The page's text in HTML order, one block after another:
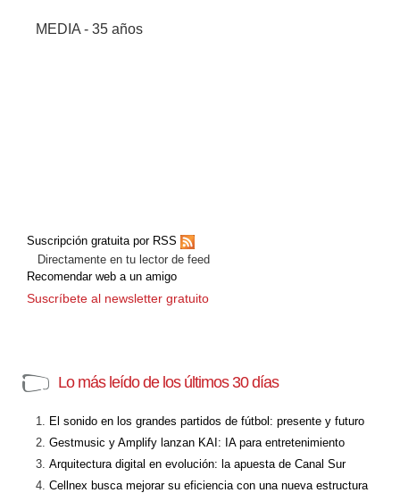
MEDIA - 35 años
Suscripción gratuita por RSS
Directamente en tu lector de feed
Recomendar web a un amigo
Suscríbete al newsletter gratuito
Lo más leído de los últimos 30 días
El sonido en los grandes partidos de fútbol: presente y futuro
Gestmusic y Amplify lanzan KAI: IA para entretenimiento
Arquitectura digital en evolución: la apuesta de Canal Sur
Cellnex busca mejorar su eficiencia con una nueva estructura